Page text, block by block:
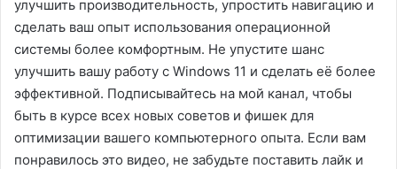
улучшить производительность, упростить навигацию и
сделать ваш опыт использования операционной
системы более комфортным. Не упустите шанс
улучшить вашу работу с Windows 11 и сделать её более
эффективной. Подписывайтесь на мой канал, чтобы
быть в курсе всех новых советов и фишек для
оптимизации вашего компьютерного опыта. Если вам
понравилось это видео, не забудьте поставить лайк и